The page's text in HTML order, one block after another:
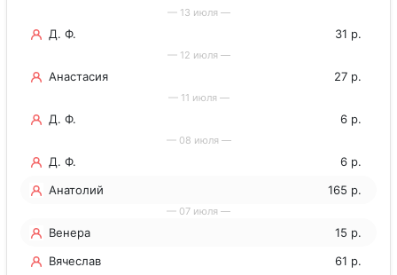
— 13 июля —
Д. Ф. 31 р.
— 12 июля —
Анастасия 27 р.
— 11 июля —
Д. Ф. 6 р.
— 08 июля —
Д. Ф.
6 р.
Анатолий
165 р.
— 07 июля —
Венера
15 р.
Вячеслав
61 р.